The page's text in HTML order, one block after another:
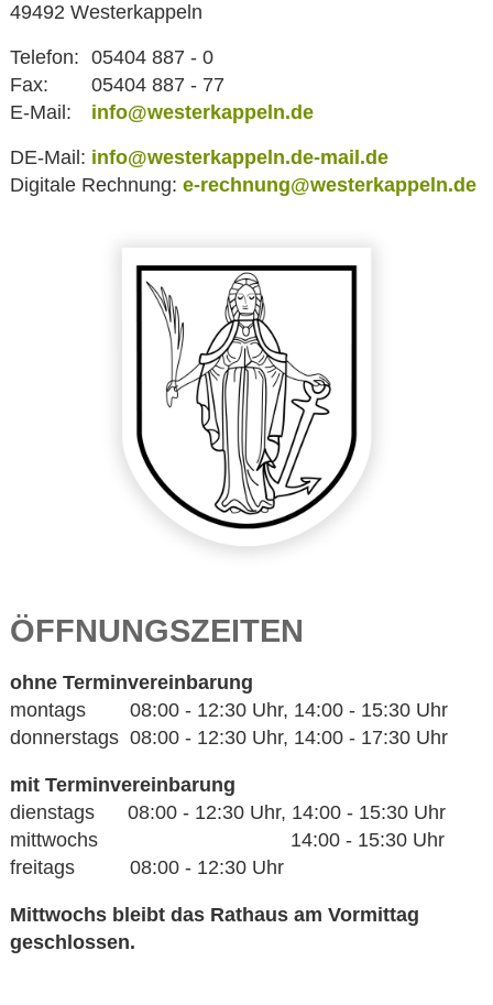
49492 Westerkappeln
Telefon: 05404 887 - 0
Fax:
05404 887 - 77
E-Mail:
info@westerkappeln.de
DE-Mail: info@westerkappeln.de-mail.de
Digitale Rechnung: e-rechnung@westerkappeln.de
ÖFFNUNGSZEITEN
ohne Terminvereinbarung
montags 08:00 - 12:30 Uhr, 14:00 - 15:30 Uhr
donnerstags 08:00 - 12:30 Uhr, 14:00 - 17:30 Uhr
mit Terminvereinbarung
dienstags 08:00 - 12:30 Uhr, 14:00 - 15:30 Uhr
mittwochs 14:00 - 15:30 Uhr
freitags 08:00 - 12:30 Uhr
Mittwochs bleibt das Rathaus am Vormittag
geschlossen.